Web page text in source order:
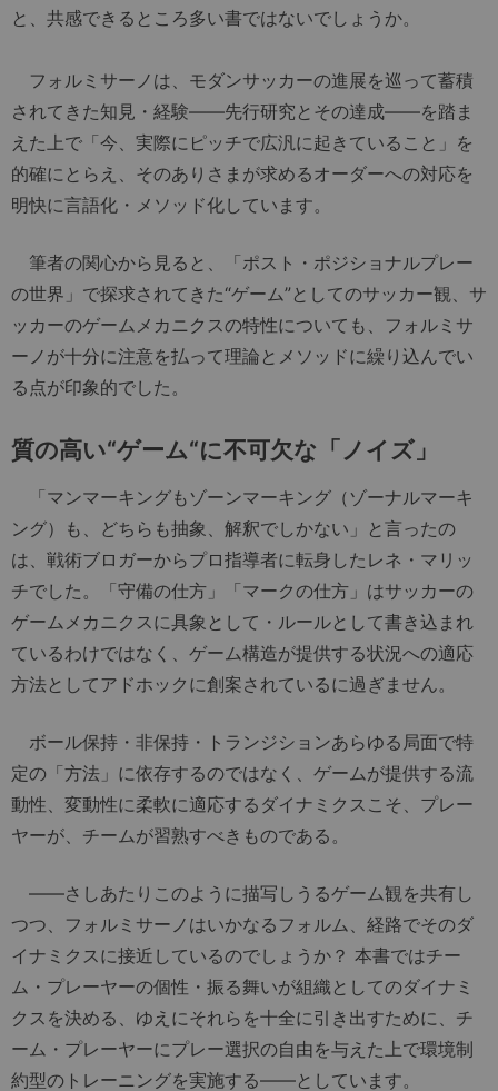
と、共感できるところ多い書ではないでしょうか。
フォルミサーノは、モダンサッカーの進展を巡って蓄積
されてきた知見・経験——先行研究とその達成——を踏ま
えた上で「今、実際にピッチで広汎に起きていること」を
的確にとらえ、そのありさまが求めるオーダーへの対応を
明快に言語化・メソッド化しています。
筆者の関心から見ると、「ポスト・ポジショナルプレー
の世界」で探求されてきた“ゲーム”としてのサッカー観、サ
ッカーのゲームメカニクスの特性についても、フォルミサ
ーノが十分に注意を払って理論とメソッドに繰り込んでい
る点が印象的でした。
質の高い“ゲーム“に不可欠な「ノイズ」
「マンマーキングもゾーンマーキング（ゾーナルマーキ
ング）も、どちらも抽象、解釈でしかない」と言ったの
は、戦術ブロガーからプロ指導者に転身したレネ・マリッ
チでした。「守備の仕方」「マークの仕方」はサッカーの
ゲームメカニクスに具象として・ルールとして書き込まれ
ているわけではなく、ゲーム構造が提供する状況への適応
方法としてアドホックに創案されているに過ぎません。
ボール保持・非保持・トランジションあらゆる局面で特
定の「方法」に依存するのではなく、ゲームが提供する流
動性、変動性に柔軟に適応するダイナミクスこそ、プレー
ヤーが、チームが習熟すべきものである。
――さしあたりこのように描写しうるゲーム観を共有し
つつ、フォルミサーノはいかなるフォルム、経路でそのダ
イナミクスに接近しているのでしょうか？ 本書ではチー
ム・プレーヤーの個性・振る舞いが組織としてのダイナミ
クスを決める、ゆえにそれらを十全に引き出すために、チ
ーム・プレーヤーにプレー選択の自由を与えた上で環境制
約型のトレーニングを実施する――としています。